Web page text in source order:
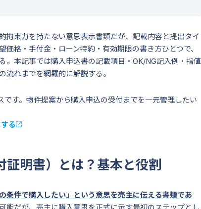
拘束力を持たない意思表示書類だが、記載内容と提出タイ
格・手付金・ローン特約・有効期限の書き方ひとつで、
。本記事では購入申込書の記載項目・OK/NG記入例・指値
流れまでを網羅的に解説する。
す。物件提案から購入申込の受付までを一元管理したい
る
明書）とは？基本と役割
条件で購入したい」という意思を売主に伝える書類であ
能だが、売主に購入意思を正式に示す最初のステップとし